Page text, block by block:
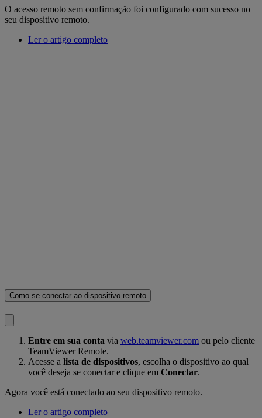
O acesso remoto sem confirmação foi configurado com sucesso no
seu dispositivo remoto.
Ler o artigo completo
Como se conectar ao dispositivo remoto
Entre em sua conta via web.teamviewer.com ou pelo cliente
TeamViewer Remote.
Acesse a lista de dispositivos, escolha o dispositivo ao qual
você deseja se conectar e clique em Conectar.
Agora você está conectado ao seu dispositivo remoto.
Ler o artigo completo